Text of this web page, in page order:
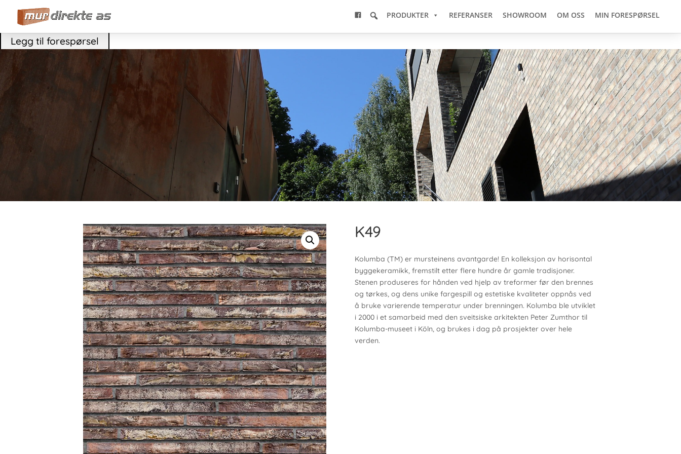
PRODUKTER REFERANSER SHOWROOM OM OSS MIN FORESPØRSEL
Legg til forespørsel
K49
Kolumba (TM) er mursteinens avantgarde! En kolleksjon av horisontal
byggekeramikk, fremstilt etter flere hundre år gamle tradisjoner.
Stenen produseres for hånden ved hjelp av treformer før den brennes
og tørkes, og dens unike fargespill og estetiske kvaliteter oppnås ved
å bruke varierende temperatur under brenningen. Kolumba ble utviklet
i 2000 i et samarbeid med den sveitsiske arkitekten Peter Zumthor til
Kolumba-museet i Köln, og brukes i dag på prosjekter over hele
verden.